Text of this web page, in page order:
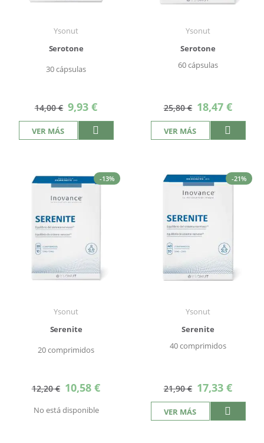
Ysonut
Serotone
30 cápsulas
14,00 € Precio
especial
9,93 €
VER MÁS
Ysonut
Serotone
60 cápsulas
25,80 € Precio
especial
18,47 €
VER MÁS
-13%
Ysonut
Serenite
20 comprimidos
12,20 € Precio
especial
10,58 €
No está disponible
-21%
Ysonut
Serenite
40 comprimidos
21,90 € Precio
especial
17,33 €
VER MÁS